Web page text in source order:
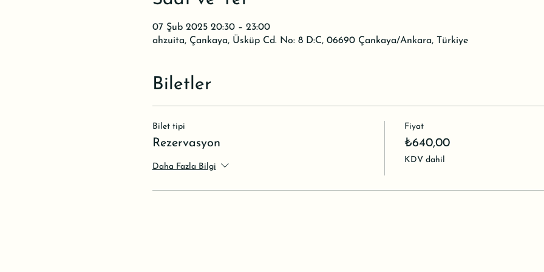
07 Şub 2025 20:30 – 23:00
ahzuita, Çankaya, Üsküp Cd. No: 8 D:C, 06690 Çankaya/Ankara, Türkiye
Biletler
Bilet tipi
Rezervasyon
Daha Fazla Bilgi
Fiyat
₺640,00
KDV dahil